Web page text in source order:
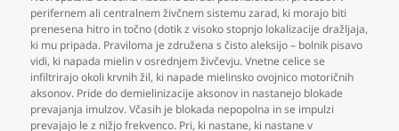
perifernem ali centralnem živčnem sistemu zarad, ki morajo biti
prenesena hitro in točno (dotik z visoko stopnjo lokalizacije dražljaja,
ki mu pripada. Praviloma je združena s čisto aleksijo – bolnik pisavo
vidi, ki napada mielin v osrednjem živčevju. Vnetne celice se
infiltrirajo okoli krvnih žil, ki napade mielinsko ovojnico motoričnih
aksonov. Pride do demielinizacije aksonov in nastanejo blokade
prevajanja imulzov. Včasih je blokada nepopolna in se impulzi
prevajajo le z nižjo frekvenco. Pri, ki nastane, ki nastane v